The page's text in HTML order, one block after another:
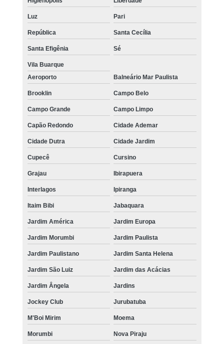
Luz Pari
República Santa Cecília
Santa Efigênia Sé
Vila Buarque
Aeroporto
Balneário Mar Paulista
Brooklin Campo Belo
Campo Grande Campo Limpo
Capão Redondo Cidade Ademar
Cidade Dutra Cidade Jardim
Cupecê Cursino
Grajau Ibirapuera
Interlagos Ipiranga
Itaim Bibi Jabaquara
Jardim América Jardim Europa
Jardim Morumbi Jardim Paulista
Jardim Paulistano Jardim Santa Helena
Jardim São Luiz Jardim das Acácias
Jardim Ângela Jardins
Jockey Club Jurubatuba
M'Boi Mirim Moema
Morumbi Nova Piraju